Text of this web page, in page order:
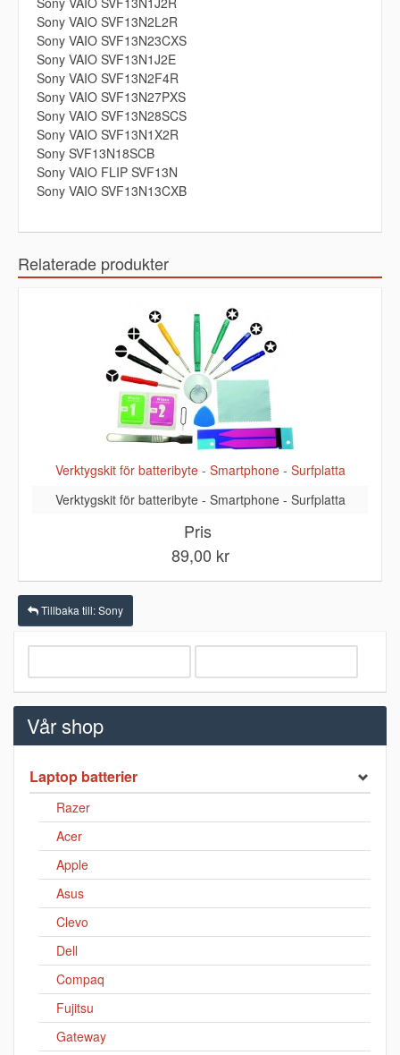
Sony VAIO SVF13N2L2R
Sony VAIO SVF13N23CXS
Sony VAIO SVF13N1J2E
Sony VAIO SVF13N2F4R
Sony VAIO SVF13N27PXS
Sony VAIO SVF13N28SCS
Sony VAIO SVF13N1X2R
Sony SVF13N18SCB
Sony VAIO FLIP SVF13N
Sony VAIO SVF13N13CXB
Relaterade produkter
Verktygskit för batteribyte - Smartphone - Surfplatta
Verktygskit för batteribyte - Smartphone - Surfplatta
Pris
89,00 kr
Tillbaka till: Sony
Vår shop
Laptop batterier
Razer
Acer
Apple
Asus
Clevo
Dell
Compaq
Fujitsu
Gateway